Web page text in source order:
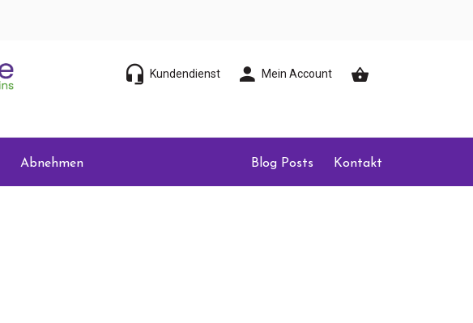
Kundendienst Mein Account
Abnehmen Blog Posts Kontakt